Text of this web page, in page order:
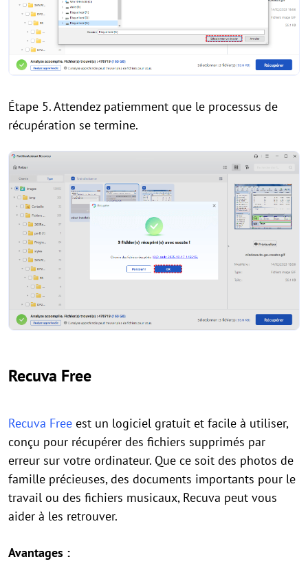
Étape 5. Attendez patiemment que le processus de
récupération se termine.
Recuva Free
Recuva Free est un logiciel gratuit et facile à utiliser,
conçu pour récupérer des fichiers supprimés par
erreur sur votre ordinateur. Que ce soit des photos de
famille précieuses, des documents importants pour le
travail ou des fichiers musicaux, Recuva peut vous
aider à les retrouver.
Avantages :